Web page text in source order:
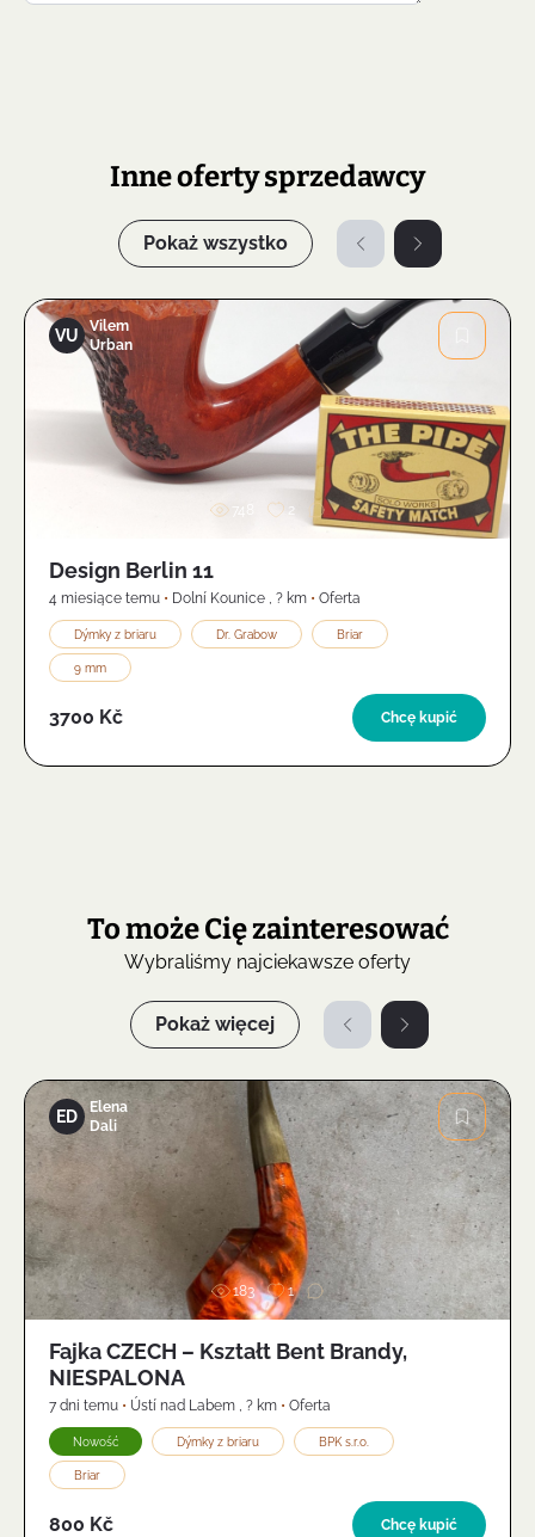
Inne oferty sprzedawcy
Pokaż wszystko
Zdjęcie
VU
Vilem
Urban
748 2
Design Berlin 11
4 miesiące temu • Dolní Kounice , ? km • Oferta
Dýmky z briaru Dr. Grabow Briar
9 mm
3700 Kč Chcę kupić
To może Cię zainteresować
Wybraliśmy najciekawsze oferty
Pokaż więcej
Zdjęcie
ED
Elena
Dali
183 1
Fajka CZECH – Kształt Bent Brandy,
NIESPALONA
7 dni temu • Ústí nad Labem , ? km • Oferta
Nowość Dýmky z briaru BPK s.r.o.
Briar
800 Kč Chcę kupić